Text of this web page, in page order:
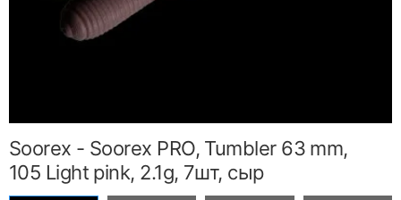
Soorex - Soorex PRO, Tumbler 63 mm,
105 Light pink, 2.1g, 7шт, сыр